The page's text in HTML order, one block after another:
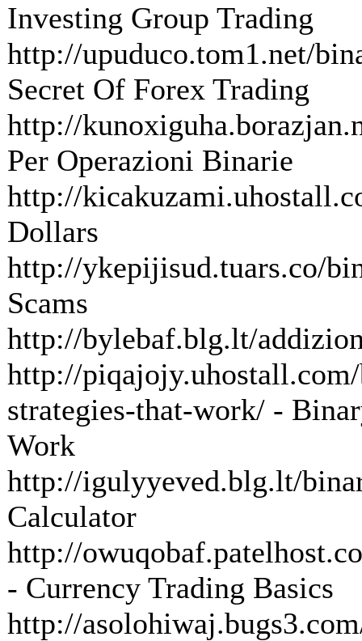
Investing Group Trading
http://upuduco.tom1.net/
Secret Of Forex Trading
http://
Per Operazioni Binarie
http://
Dollars
http://ykepijisud.tuars.co/
Scams
http://bylebaf.blg.lt/
http://
strategies-that-work/ -
Work
http://igulyyeved.blg.lt/
Calculator
http://
- Currency Trading Basics
http://